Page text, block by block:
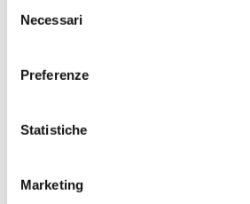
delNecessari
Preferenze
Statistiche
Marketing
Febbraio 2022